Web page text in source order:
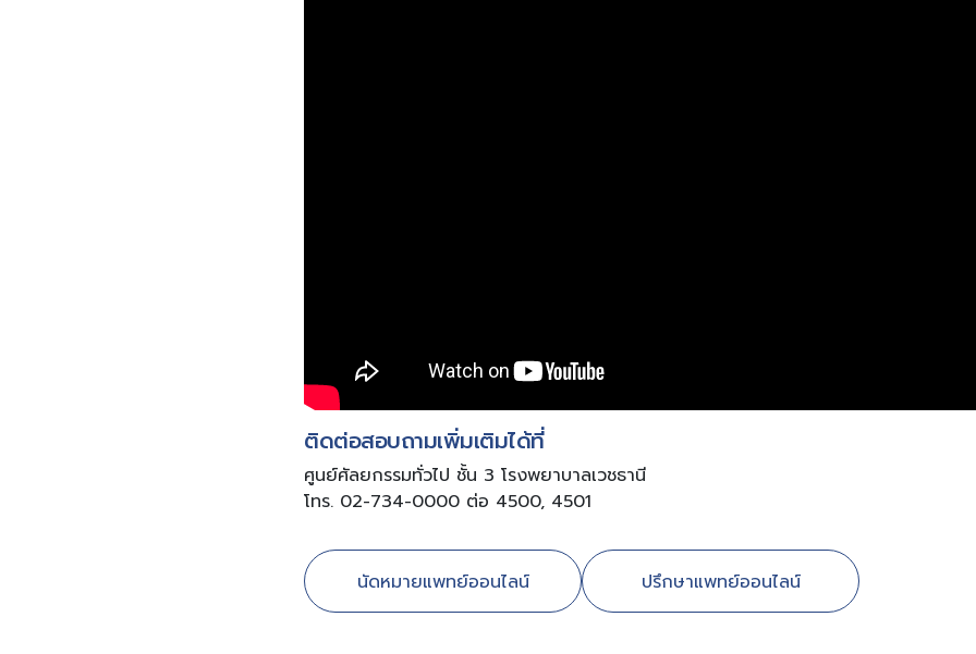
ติดต่อสอบถามเพิ่มเติมได้ที่
ศูนย์ศัลยกรรมทั่วไป ชั้น 3 โรงพยาบาลเวชธานี
โทร. 02-734-0000 ต่อ 4500, 4501
นัดหมายแพทย์ออนไลน์ ปรึกษาแพทย์ออนไลน์